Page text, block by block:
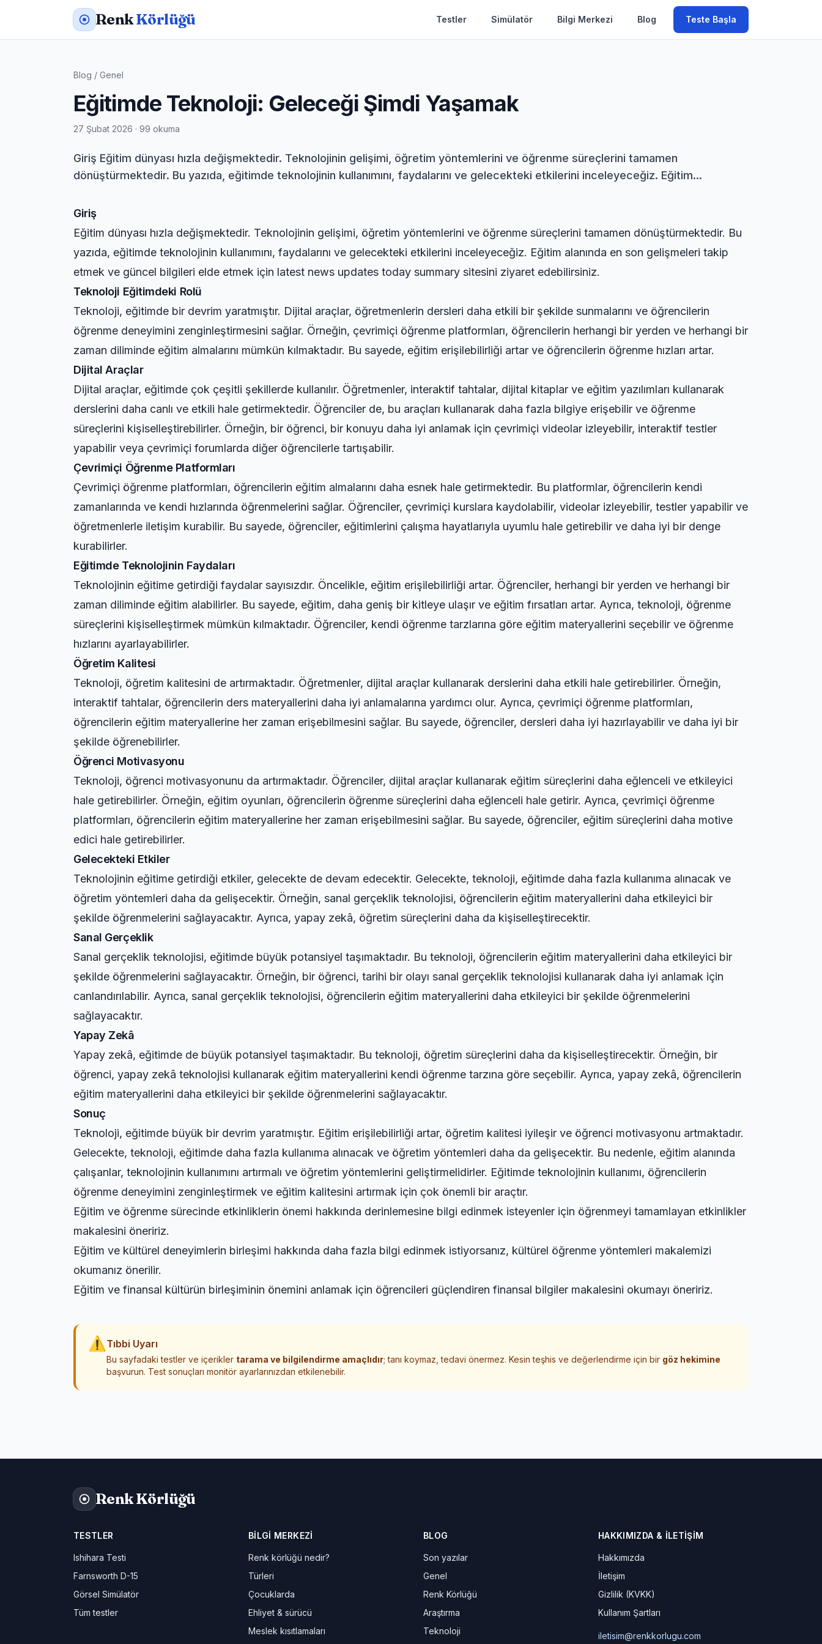
RenkKörlüğü Testler Simülatör Bilgi Merkezi Blog Teste Başla
Blog / Genel
Eğitimde Teknoloji: Geleceği Şimdi Yaşamak
27 Şubat 2026 · 99 okuma
Giriş Eğitim dünyası hızla değişmektedir. Teknolojinin gelişimi, öğretim yöntemlerini ve öğrenme süreçlerini tamamen
dönüştürmektedir. Bu yazıda, eğitimde teknolojinin kullanımını, faydalarını ve gelecekteki etkilerini inceleyeceğiz. Eğitim...
Giriş
Eğitim dünyası hızla değişmektedir. Teknolojinin gelişimi, öğretim yöntemlerini ve öğrenme süreçlerini tamamen dönüştürmektedir. Bu
yazıda, eğitimde teknolojinin kullanımını, faydalarını ve gelecekteki etkilerini inceleyeceğiz. Eğitim alanında en son gelişmeleri takip
etmek ve güncel bilgileri elde etmek için latest news updates today summary sitesini ziyaret edebilirsiniz.
Teknoloji Eğitimdeki Rolü
Teknoloji, eğitimde bir devrim yaratmıştır. Dijital araçlar, öğretmenlerin dersleri daha etkili bir şekilde sunmalarını ve öğrencilerin
öğrenme deneyimini zenginleştirmesini sağlar. Örneğin, çevrimiçi öğrenme platformları, öğrencilerin herhangi bir yerden ve herhangi bir
zaman diliminde eğitim almalarını mümkün kılmaktadır. Bu sayede, eğitim erişilebilirliği artar ve öğrencilerin öğrenme hızları artar.
Dijital Araçlar
Dijital araçlar, eğitimde çok çeşitli şekillerde kullanılır. Öğretmenler, interaktif tahtalar, dijital kitaplar ve eğitim yazılımları kullanarak
derslerini daha canlı ve etkili hale getirmektedir. Öğrenciler de, bu araçları kullanarak daha fazla bilgiye erişebilir ve öğrenme
süreçlerini kişiselleştirebilirler. Örneğin, bir öğrenci, bir konuyu daha iyi anlamak için çevrimiçi videolar izleyebilir, interaktif testler
yapabilir veya çevrimiçi forumlarda diğer öğrencilerle tartışabilir.
Çevrimiçi Öğrenme Platformları
Çevrimiçi öğrenme platformları, öğrencilerin eğitim almalarını daha esnek hale getirmektedir. Bu platformlar, öğrencilerin kendi
zamanlarında ve kendi hızlarında öğrenmelerini sağlar. Öğrenciler, çevrimiçi kurslara kaydolabilir, videolar izleyebilir, testler yapabilir ve
öğretmenlerle iletişim kurabilir. Bu sayede, öğrenciler, eğitimlerini çalışma hayatlarıyla uyumlu hale getirebilir ve daha iyi bir denge
kurabilirler.
Eğitimde Teknolojinin Faydaları
Teknolojinin eğitime getirdiği faydalar sayısızdır. Öncelikle, eğitim erişilebilirliği artar. Öğrenciler, herhangi bir yerden ve herhangi bir
zaman diliminde eğitim alabilirler. Bu sayede, eğitim, daha geniş bir kitleye ulaşır ve eğitim fırsatları artar. Ayrıca, teknoloji, öğrenme
süreçlerini kişiselleştirmek mümkün kılmaktadır. Öğrenciler, kendi öğrenme tarzlarına göre eğitim materyallerini seçebilir ve öğrenme
hızlarını ayarlayabilirler.
Öğretim Kalitesi
Teknoloji, öğretim kalitesini de artırmaktadır. Öğretmenler, dijital araçlar kullanarak derslerini daha etkili hale getirebilirler. Örneğin,
interaktif tahtalar, öğrencilerin ders materyallerini daha iyi anlamalarına yardımcı olur. Ayrıca, çevrimiçi öğrenme platformları,
öğrencilerin eğitim materyallerine her zaman erişebilmesini sağlar. Bu sayede, öğrenciler, dersleri daha iyi hazırlayabilir ve daha iyi bir
şekilde öğrenebilirler.
Öğrenci Motivasyonu
Teknoloji, öğrenci motivasyonunu da artırmaktadır. Öğrenciler, dijital araçlar kullanarak eğitim süreçlerini daha eğlenceli ve etkileyici
hale getirebilirler. Örneğin, eğitim oyunları, öğrencilerin öğrenme süreçlerini daha eğlenceli hale getirir. Ayrıca, çevrimiçi öğrenme
platformları, öğrencilerin eğitim materyallerine her zaman erişebilmesini sağlar. Bu sayede, öğrenciler, eğitim süreçlerini daha motive
edici hale getirebilirler.
Gelecekteki Etkiler
Teknolojinin eğitime getirdiği etkiler, gelecekte de devam edecektir. Gelecekte, teknoloji, eğitimde daha fazla kullanıma alınacak ve
öğretim yöntemleri daha da gelişecektir. Örneğin, sanal gerçeklik teknolojisi, öğrencilerin eğitim materyallerini daha etkileyici bir
şekilde öğrenmelerini sağlayacaktır. Ayrıca, yapay zekâ, öğretim süreçlerini daha da kişiselleştirecektir.
Sanal Gerçeklik
Sanal gerçeklik teknolojisi, eğitimde büyük potansiyel taşımaktadır. Bu teknoloji, öğrencilerin eğitim materyallerini daha etkileyici bir
şekilde öğrenmelerini sağlayacaktır. Örneğin, bir öğrenci, tarihi bir olayı sanal gerçeklik teknolojisi kullanarak daha iyi anlamak için
canlandırılabilir. Ayrıca, sanal gerçeklik teknolojisi, öğrencilerin eğitim materyallerini daha etkileyici bir şekilde öğrenmelerini
sağlayacaktır.
Yapay Zekâ
Yapay zekâ, eğitimde de büyük potansiyel taşımaktadır. Bu teknoloji, öğretim süreçlerini daha da kişiselleştirecektir. Örneğin, bir
öğrenci, yapay zekâ teknolojisi kullanarak eğitim materyallerini kendi öğrenme tarzına göre seçebilir. Ayrıca, yapay zekâ, öğrencilerin
eğitim materyallerini daha etkileyici bir şekilde öğrenmelerini sağlayacaktır.
Sonuç
Teknoloji, eğitimde büyük bir devrim yaratmıştır. Eğitim erişilebilirliği artar, öğretim kalitesi iyileşir ve öğrenci motivasyonu artmaktadır.
Gelecekte, teknoloji, eğitimde daha fazla kullanıma alınacak ve öğretim yöntemleri daha da gelişecektir. Bu nedenle, eğitim alanında
çalışanlar, teknolojinin kullanımını artırmalı ve öğretim yöntemlerini geliştirmelidirler. Eğitimde teknolojinin kullanımı, öğrencilerin
öğrenme deneyimini zenginleştirmek ve eğitim kalitesini artırmak için çok önemli bir araçtır.
Eğitim ve öğrenme sürecinde etkinliklerin önemi hakkında derinlemesine bilgi edinmek isteyenler için öğrenmeyi tamamlayan etkinlikler
makalesini öneririz.
Eğitim ve kültürel deneyimlerin birleşimi hakkında daha fazla bilgi edinmek istiyorsanız, kültürel öğrenme yöntemleri makalemizi
okumanız önerilir.
Eğitim ve finansal kültürün birleşiminin önemini anlamak için öğrencileri güçlendiren finansal bilgiler makalesini okumayı öneririz.
⚠ Tıbbi Uyarı
Bu sayfadaki testler ve içerikler tarama ve bilgilendirme amaçlıdır; tanı koymaz, tedavi önermez. Kesin teşhis ve değerlendirme için bir göz hekimine
başvurun. Test sonuçları monitör ayarlarınızdan etkilenebilir.
Renk Körlüğü
TESTLER
Ishihara Testi
Farnsworth D-15
Görsel Simülatör
Tüm testler
BILGI MERKEZI
Renk körlüğü nedir?
Türleri
Çocuklarda
Ehliyet & sürücü
Meslek kısıtlamaları
BLOG
Son yazılar
Genel
Renk Körlüğü
Araştırma
Teknoloji
HAKKIMIZDA & İLETIŞIM
Hakkımızda
İletişim
Gizlilik (KVKK)
Kullanım Şartları
iletisim@renkkorlugu.com